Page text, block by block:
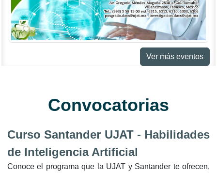
Ver más eventos
Convocatorias
Curso Santander UJAT - Habilidades
de Inteligencia Artificial
Conoce el programa que la UJAT y Santander te ofrecen,